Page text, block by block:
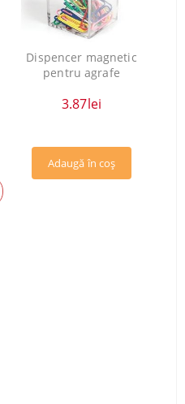
Dispencer magnetic
pentru agrafe
3.87lei